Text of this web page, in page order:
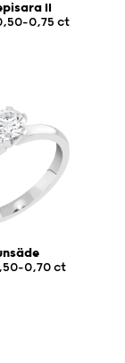
II
0,75 ct
0,70 ct